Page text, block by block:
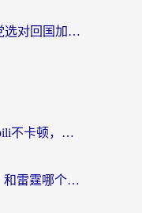
12123国外无法登录？海外党选对回国加速器，轻松解决国内资源访问难题
海外党必看：用对VPN Bilibili不卡顿，英国玩国内游戏也丝滑——2026回国加速器选择指南
海外党实测：Malus好用吗？和雷霆哪个好？+ 3款热门加速器深度对比